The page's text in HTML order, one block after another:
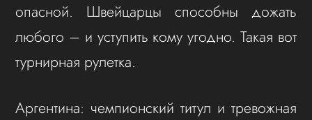
опасной. Швейцарцы способны дожать
любого – и уступить кому угодно. Такая вот
турнирная рулетка.
Аргентина: чемпионский титул и тревожная